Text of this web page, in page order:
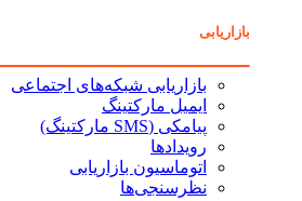
بازاریابی
بازاریابی شبکه‌های اجتماعی
ایمیل مارکتینگ
پیامکی (SMS مارکتینگ)
رویدادها
اتوماسیون بازاریابی
نظرسنجی‌ها